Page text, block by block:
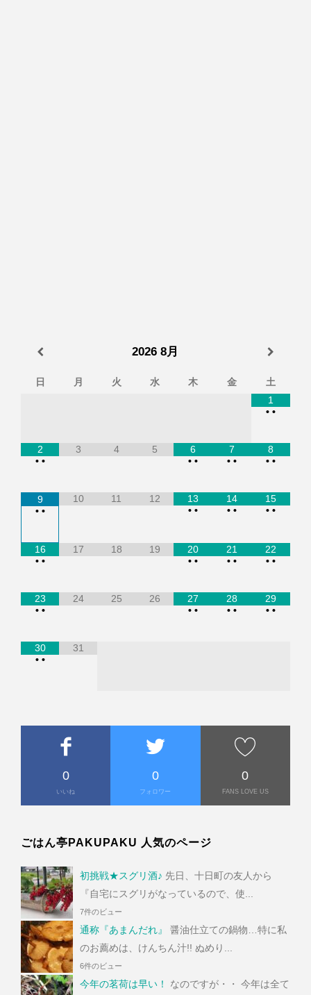
2026 8月
日 月 火 水 木 金
土
1
• •
2
• •
3 4 5
6
• •
7
• •
8
• •
9
• •
10 11 12
13
• •
14
• •
15
• •
16
• •
17 18 19
20
• •
21
• •
22
• •
23
• •
24 25 26
27
• •
28
• •
29
• •
30
• •
31
0
いいね
0
フォロワー
0
FANS LOVE US
ごはん亭PAKUPAKU 人気のページ
初挑戦★スグリ酒♪ 先日、十日町の友人から
『自宅にスグリがなっているので、使...
7件のビュー
通称『あまんだれ』
醤油仕立ての鍋物…特に私
のお薦めは、けんちん汁!! ぬめり...
6件のビュー
今年の茗荷は早い！
なのですが・・ 今年は全て